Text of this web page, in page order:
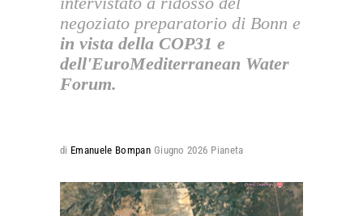
negoziato preparatorio di Bonn e
in vista della COP31 e
dell'EuroMediterranean Water
Forum.
di Emanuele Bompan Giugno 2026 Pianeta